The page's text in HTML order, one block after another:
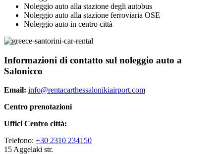
Noleggio auto alla stazione degli autobus
Noleggio auto alla stazione ferroviaria OSE
Noleggio auto in centro città
Informazioni di contatto sul noleggio auto a
Salonicco
Email: info@rentacarthessalonikiairport.com
Centro prenotazioni
Uffici Centro città:
Telefono: +30 2310 234150
15 Aggelaki str.